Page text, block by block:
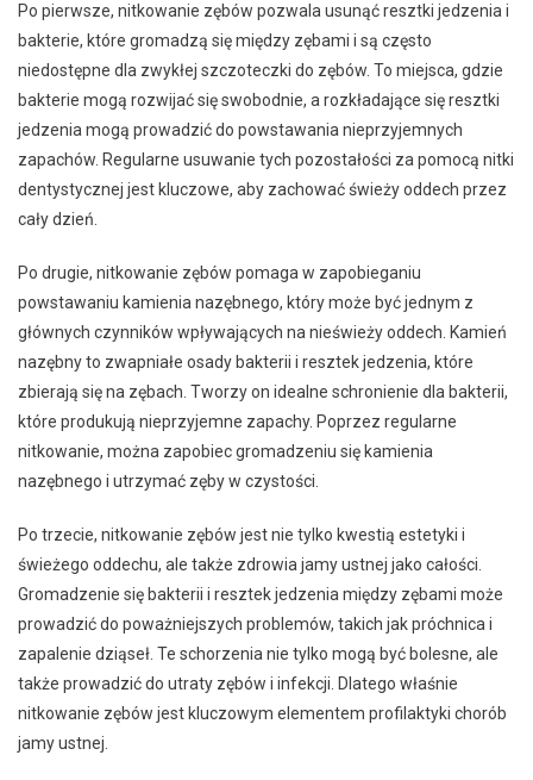
Po pierwsze, nitkowanie zębów pozwala usunąć resztki jedzenia i
bakterie, które gromadzą się między zębami i są często
niedostępne dla zwykłej szczoteczki do zębów. To miejsca, gdzie
bakterie mogą rozwijać się swobodnie, a rozkładające się resztki
jedzenia mogą prowadzić do powstawania nieprzyjemnych
zapachów. Regularne usuwanie tych pozostałości za pomocą nitki
dentystycznej jest kluczowe, aby zachować świeży oddech przez
cały dzień.
Po drugie, nitkowanie zębów pomaga w zapobieganiu
powstawaniu kamienia nazębnego, który może być jednym z
głównych czynników wpływających na nieświeży oddech. Kamień
nazębny to zwapniałe osady bakterii i resztek jedzenia, które
zbierają się na zębach. Tworzy on idealne schronienie dla bakterii,
które produkują nieprzyjemne zapachy. Poprzez regularne
nitkowanie, można zapobiec gromadzeniu się kamienia
nazębnego i utrzymać zęby w czystości.
Po trzecie, nitkowanie zębów jest nie tylko kwestią estetyki i
świeżego oddechu, ale także zdrowia jamy ustnej jako całości.
Gromadzenie się bakterii i resztek jedzenia między zębami może
prowadzić do poważniejszych problemów, takich jak próchnica i
zapalenie dziąseł. Te schorzenia nie tylko mogą być bolesne, ale
także prowadzić do utraty zębów i infekcji. Dlatego właśnie
nitkowanie zębów jest kluczowym elementem profilaktyki chorób
jamy ustnej.